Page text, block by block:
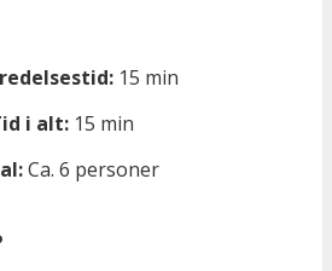
15 min
i alt: 15 min
Ca. 6 personer